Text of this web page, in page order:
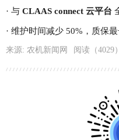
· 与 CLAAS connect 云平台
· 维护时间减少 50%，质保
来源: 农机新闻网 阅读（4029）